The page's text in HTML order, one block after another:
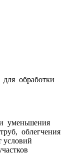
обработки
уменьшения
облегчения
условий